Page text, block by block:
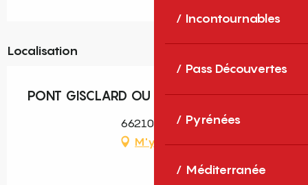
Incontournables
Pass Découvertes
Pyrénées
Méditerranée
Localisation
PONT GISCLARD OU PONT DE CASSAGNE
66210 Sauto
M'y rendre